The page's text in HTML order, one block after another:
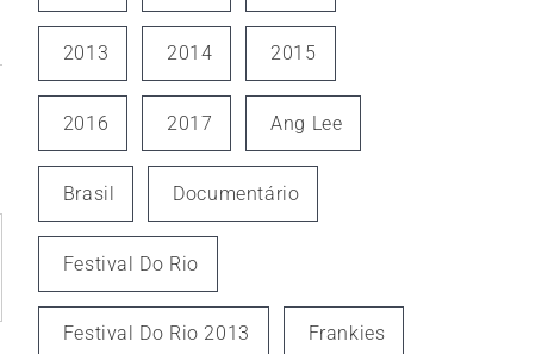
2013 2014 2015
2016 2017 Ang Lee
Brasil Documentário
Festival Do Rio
Festival Do Rio 2013 Frankies